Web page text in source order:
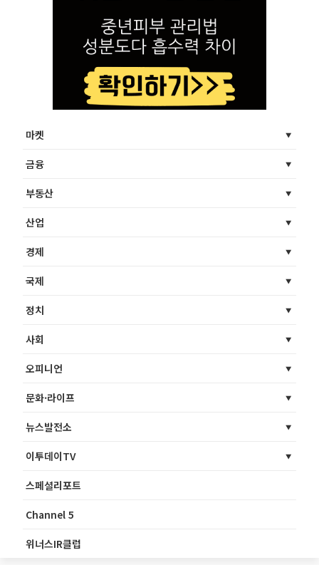
마켓
금융
부동산
산업
경제
국제
정치
사회
오피니언
문화·라이프
뉴스발전소
이투데이TV
스페셜리포트
Channel 5
위너스IR클럽